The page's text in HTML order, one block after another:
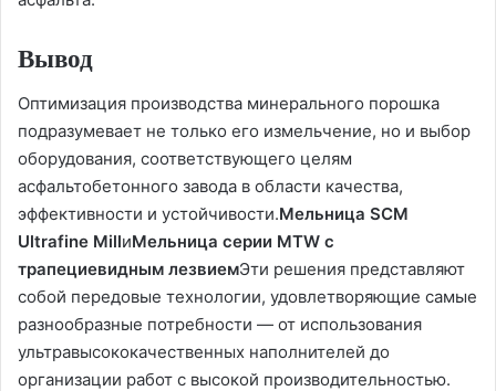
Вывод
Оптимизация производства минерального порошка
подразумевает не только его измельчение, но и выбор
оборудования, соответствующего целям
асфальтобетонного завода в области качества,
эффективности и устойчивости.Мельница SCM
Ultrafine MillиМельница серии MTW с
трапециевидным лезвиемЭти решения представляют
собой передовые технологии, удовлетворяющие самые
разнообразные потребности — от использования
ультравысококачественных наполнителей до
организации работ с высокой производительностью.